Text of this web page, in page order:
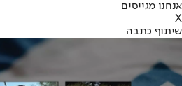
אנחנו מגייסים
X
שיתוף כתבה